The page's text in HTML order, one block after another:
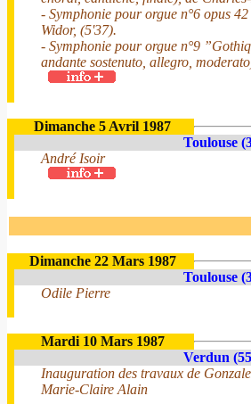
- Symphonie pour orgue n°6 opus
Widor, (5'37).
- Symphonie pour orgue n°9
andante sostenuto, allegro,
Dimanche 5 Avril 1987
Toulouse
André Isoir
Dimanche 22 Mars 1987
Toulouse
Odile Pierre
Mardi 10 Mars 1987
Verdun
Inauguration des travaux de
Marie-Claire Alain